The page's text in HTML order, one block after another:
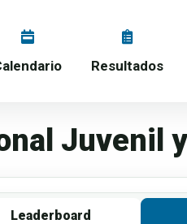
Resultados
Juvenil
Leaderboard